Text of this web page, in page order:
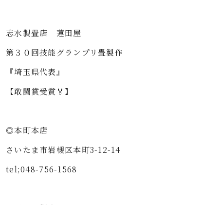
志水製畳店 蓮田屋⁡⁡⁡
第３０回技能グランプリ畳製作⁡⁡⁡
『埼玉県代表』⁡⁡⁡
【敢闘賞受賞🏅】⁡⁡⁡
◎本町本店⁡⁡⁡
さいたま市岩槻区本町3-12-14⁡⁡⁡
tel;048-756-1568⁡⁡⁡